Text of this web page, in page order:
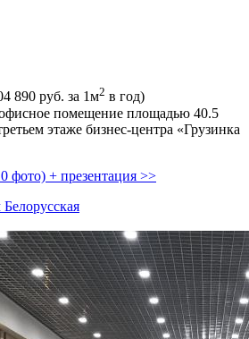
890 руб. за 1м2 в год)
офисное помещение площадью 40.5
этаже бизнес-центра «Грузинка
фото) + презентация >>